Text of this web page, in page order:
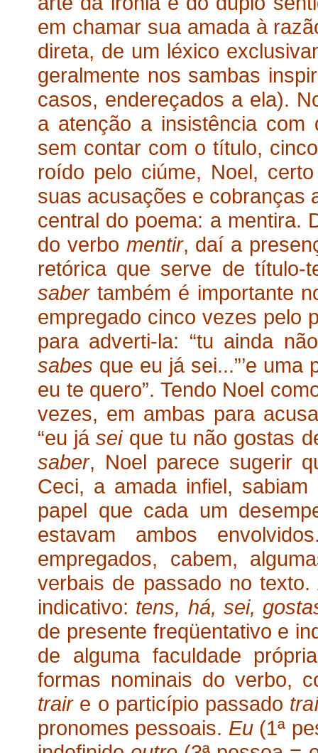
em chamar sua amada à
direta, de um léxico
geralmente nos sambas
casos, endereçados a ela).
a atenção a insistência
sem contar com o título,
roído pelo ciúme, Noel,
suas acusações e cobranças
central do poema: a mentira.
do verbo mentir, daí a
retórica que serve de título-
sabertambém é importante
empregado cinco vezes pelo
para adverti-la: “tu ainda
sabes que eu já sei...”’e
eu te quero”. Tendo Noel
vezes, em ambas para
“eu jáseique tu não gostas
saber, Noel parece sugerir
Ceci, a amada infiel,
papel que cada um
estavam ambos
empregados, cabem,
verbais de passado no
indicativo: tens, há, sei,
de presente freqüentativo e
de alguma faculdade
formas nominais do verbo,
traire o particípio passado
pronomes pessoais. Eu(1ª